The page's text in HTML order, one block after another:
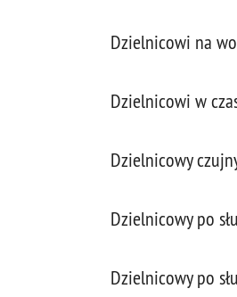
Dzielnicowi na
Dzielnicowi w
Dzielnicowy
Dzielnicowy po
Dzielnicowy po